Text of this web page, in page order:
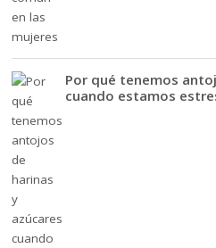
Por qué tenemos
cuando estamos